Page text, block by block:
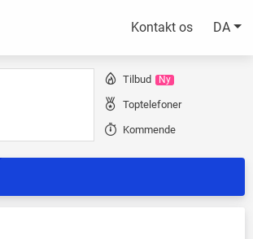
Kontakt os DA
Tilbud Ny
Toptelefoner
Kommende